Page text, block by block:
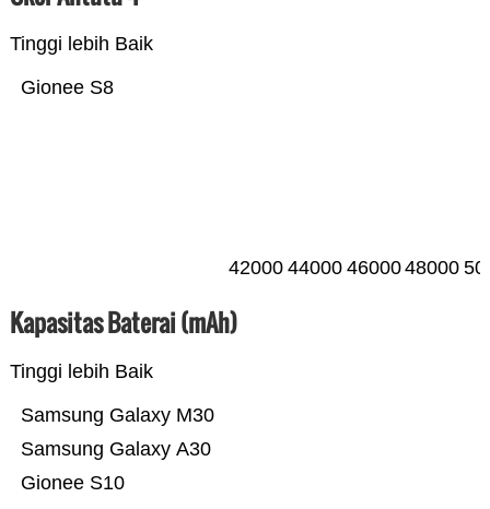
Tinggi lebih Baik
Gionee S8
42000 44000 4600048000
Kapasitas Baterai (mAh)
Tinggi lebih Baik
Gionee S10
Samsung Galaxy A30
Samsung Galaxy M30